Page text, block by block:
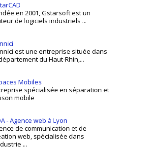
en 2001, Gstarsoft est un
de logiciels industriels ...
est une entreprise située dans
du Haut-Rhin,...
Mobiles
spécialisée en séparation et
mobile
- Agence web à Lyon
de communication et de
web, spécialisée dans
...